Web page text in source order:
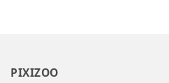
PIXIZOO